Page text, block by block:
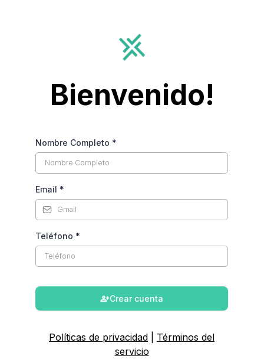
Bienvenido!
Nombre Completo *
Email *
Teléfono *
Crear cuenta
Políticas de privacidad
Términos del
servicio